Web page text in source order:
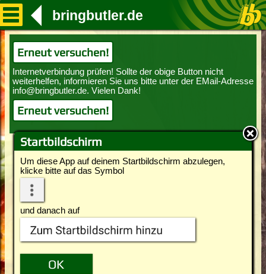
Startbildschirm
Um diese App auf deinem Startbildschirm abzulegen,
klicke bitte auf das Symbol
und danach auf
bringbutler.de
Erneut versuchen!
Erneut versuchen!